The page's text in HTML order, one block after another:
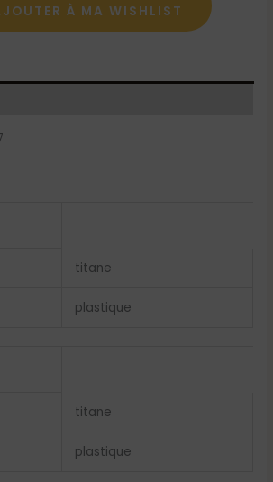
À MA WISHLIST
titane
plastique
titane
plastique